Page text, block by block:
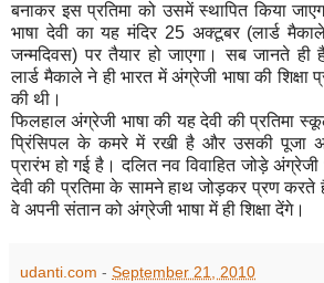
बनाकर इस प्रतिमा को उसमें स्थापित किया
भाषा देवी का यह मंदिर 25 अक्टूबर (लार्ड
जन्मदिवस) पर तैयार हो जाएगा। सब जानते ही
लार्ड मैकाले ने ही भारत में अंग्रेजी भाषा की शिक्षा
की थी।
फिलहाल अंग्रेजी भाषा की यह देवी की प्रतिमा
प्रिंसिपल के कमरे में रखी है और उसकी पूजा
प्रारंभ हो गई है। दलित नव विवाहित जोड़े अंग्रेजी
देवी की प्रतिमा के सामने हाथ जोड़कर प्रण करते
वे अपनी संतान को अंग्रेजी भाषा में ही शिक्षा देंगे।
udanti.com - September 21, 2010